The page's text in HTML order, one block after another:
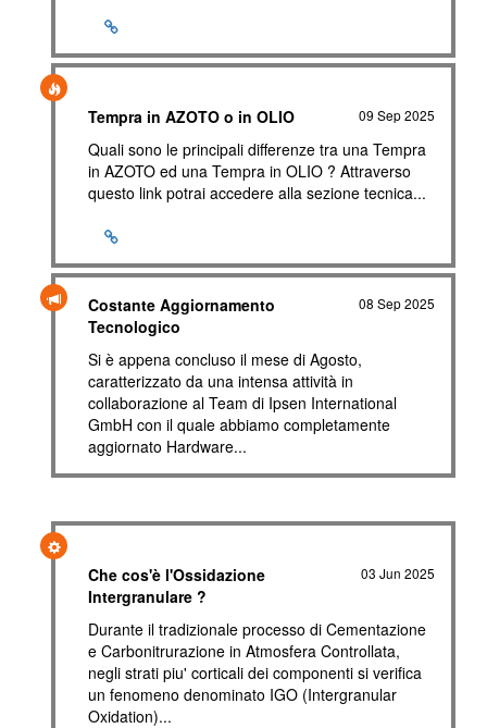
09 Sep 2025
Tempra in AZOTO o in OLIO
Quali sono le principali differenze tra una Tempra
in AZOTO ed una Tempra in OLIO ? Attraverso
questo link potrai accedere alla sezione tecnica...
08 Sep 2025
Costante Aggiornamento
Tecnologico
Si è appena concluso il mese di Agosto,
caratterizzato da una intensa attività in
collaborazione al Team di Ipsen International
GmbH con il quale abbiamo completamente
aggiornato Hardware...
03 Jun 2025
Che cos'è l'Ossidazione
Intergranulare ?
Durante il tradizionale processo di Cementazione
e Carbonitrurazione in Atmosfera Controllata,
negli strati piu' corticali dei componenti si verifica
un fenomeno denominato IGO (Intergranular
Oxidation)...